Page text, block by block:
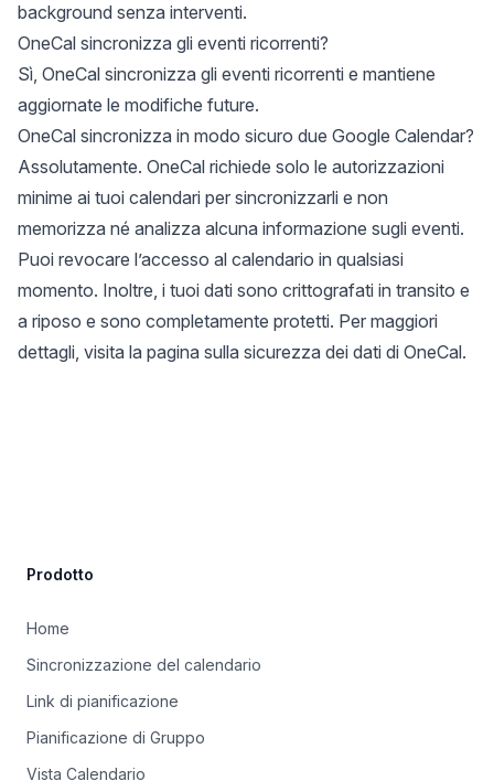
background senza interventi.
OneCal sincronizza gli eventi ricorrenti?
Sì, OneCal sincronizza gli eventi ricorrenti e mantiene
aggiornate le modifiche future.
OneCal sincronizza in modo sicuro due Google Calendar?
Assolutamente. OneCal richiede solo le autorizzazioni
minime ai tuoi calendari per sincronizzarli e non
memorizza né analizza alcuna informazione sugli eventi.
Puoi revocare l’accesso al calendario in qualsiasi
momento. Inoltre, i tuoi dati sono crittografati in transito e
a riposo e sono completamente protetti. Per maggiori
dettagli, visita la pagina sulla sicurezza dei dati di OneCal.
Prodotto
Home
Sincronizzazione del calendario
Link di pianificazione
Pianificazione di Gruppo
Vista Calendario